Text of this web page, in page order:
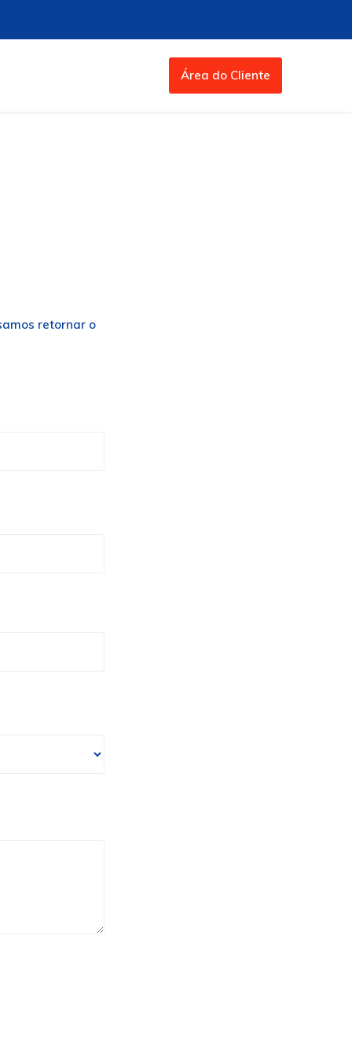
Área do Cliente
retornar o